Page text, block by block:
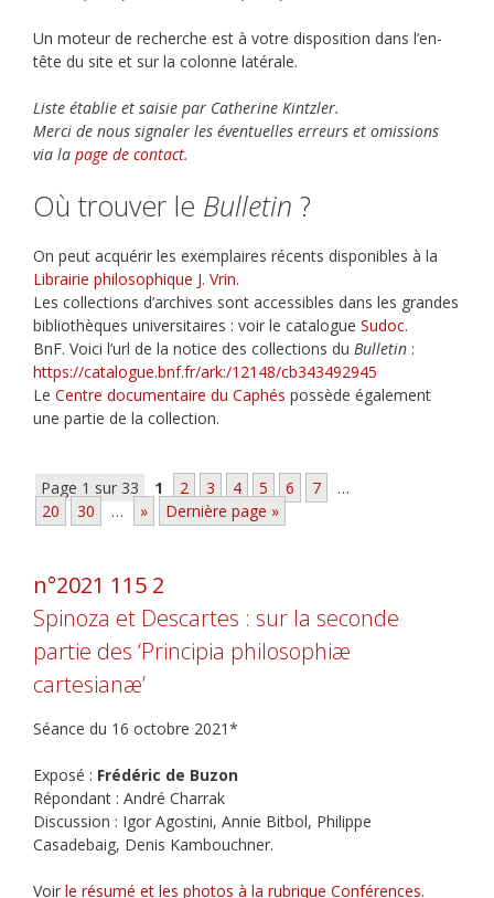
Un moteur de recherche est à votre disposition dans l’en-
tête du site et sur la colonne latérale.
Liste établie et saisie par Catherine Kintzler.
Merci de nous signaler les éventuelles erreurs et omissions
via la page de contact.
Où trouver le Bulletin ?
On peut acquérir les exemplaires récents disponibles à la
Librairie philosophique J. Vrin.
Les collections d’archives sont accessibles dans les grandes
bibliothèques universitaires : voir le catalogue Sudoc.
BnF. Voici l’url de la notice des collections du Bulletin :
https://catalogue.bnf.fr/ark:/12148/cb343492945
Le Centre documentaire du Caphés possède également
une partie de la collection.
Page 1 sur 33 1 2 3 4 5 6 7
…
20
30 … » Dernière page »
n°2021 115 2
Spinoza et Descartes : sur la seconde
partie des ‘Principia philosophiæ
cartesianæ’
Séance du 16 octobre 2021*
Exposé : Frédéric de Buzon
Répondant : André Charrak
Discussion : Igor Agostini, Annie Bitbol, Philippe
Casadebaig, Denis Kambouchner.
Voir le résumé et les photos à la rubrique Conférences.